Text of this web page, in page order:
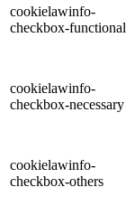
cookielawinfo-
checkbox-functional
cookielawinfo-
checkbox-necessary
cookielawinfo-
checkbox-others